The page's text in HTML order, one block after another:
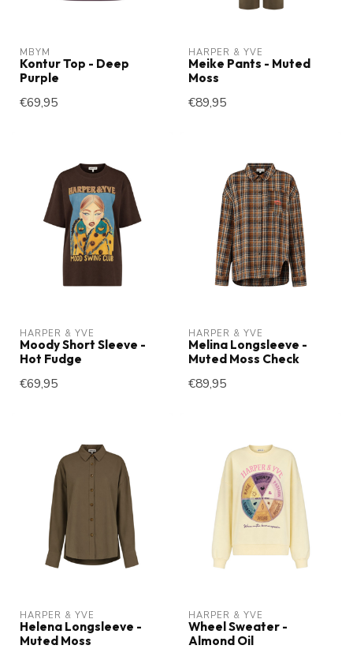
MBYM
Kontur Top - Deep
Purple
€69,95
HARPER & YVE
Meike Pants - Muted
Moss
€89,95
HARPER & YVE
Moody Short Sleeve -
Hot Fudge
€69,95
HARPER & YVE
Melina Longsleeve -
Muted Moss Check
€89,95
HARPER & YVE
Helena Longsleeve -
Muted Moss
HARPER & YVE
Wheel Sweater -
Almond Oil